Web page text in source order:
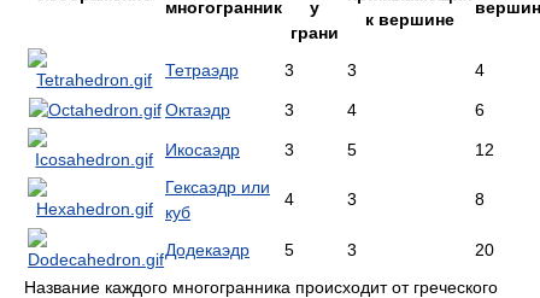
многогранник
у
грани
к вершине
вершин
Тетраэдр 3 3 4
Октаэдр 3 4 6
Икосаэдр 3 5
12
Гексаэдр или
куб
4 3 8
Додекаэдр 5 3
20
Название каждого многогранника происходит от греческого